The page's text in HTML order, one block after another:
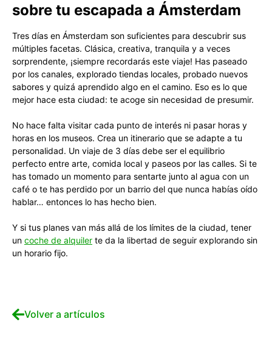
sobre tu escapada a Ámsterdam
Tres días en Ámsterdam son suficientes para descubrir sus
múltiples facetas. Clásica, creativa, tranquila y a veces
sorprendente, ¡siempre recordarás este viaje! Has paseado
por los canales, explorado tiendas locales, probado nuevos
sabores y quizá aprendido algo en el camino. Eso es lo que
mejor hace esta ciudad: te acoge sin necesidad de presumir.
No hace falta visitar cada punto de interés ni pasar horas y
horas en los museos. Crea un itinerario que se adapte a tu
personalidad. Un viaje de 3 días debe ser el equilibrio
perfecto entre arte, comida local y paseos por las calles. Si te
has tomado un momento para sentarte junto al agua con un
café o te has perdido por un barrio del que nunca habías oído
hablar… entonces lo has hecho bien.
Y si tus planes van más allá de los límites de la ciudad, tener
un coche de alquiler te da la libertad de seguir explorando sin
un horario fijo.
Volver a artículos